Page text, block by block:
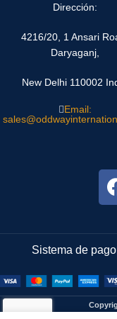
Dirección:
4216/20, 1 Ansari
Daryaganj,
New Delhi 110002
Email:
Sistema de